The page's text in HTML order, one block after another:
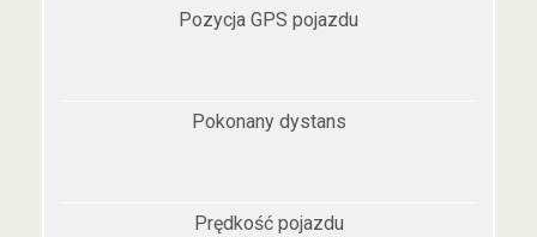
Pozycja GPS pojazdu
Pokonany dystans
Prędkość pojazdu